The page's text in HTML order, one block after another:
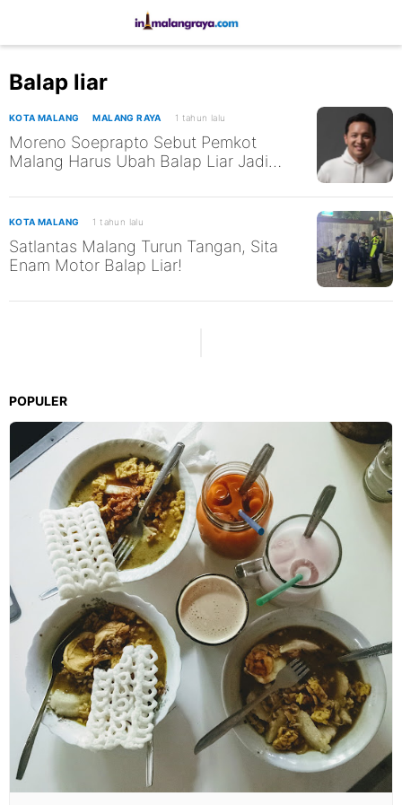
Balap liar
KOTA MALANG MALANG RAYA 1 tahun lalu
Moreno Soeprapto Sebut Pemkot
Malang Harus Ubah Balap Liar Jadi
KOTA MALANG 1 tahun lalu
Satlantas Malang Turun Tangan, Sita
Enam Motor Balap Liar!
POPULER